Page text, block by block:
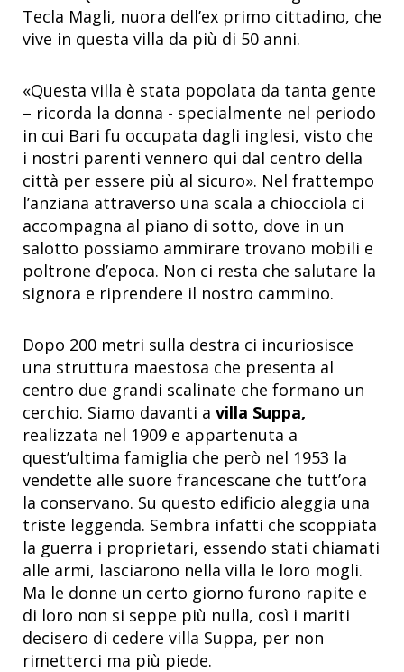
Tecla Magli, nuora dell’ex primo cittadino, che
vive in questa villa da più di 50 anni.
«Questa villa è stata popolata da tanta gente
– ricorda la donna - specialmente nel periodo
in cui Bari fu occupata dagli inglesi, visto che
i nostri parenti vennero qui dal centro della
città per essere più al sicuro». Nel frattempo
l’anziana attraverso una scala a chiocciola ci
accompagna al piano di sotto, dove in un
salotto possiamo ammirare trovano mobili e
poltrone d’epoca. Non ci resta che salutare la
signora e riprendere il nostro cammino.
Dopo 200 metri sulla destra ci incuriosisce
una struttura maestosa che presenta al
centro due grandi scalinate che formano un
cerchio. Siamo davanti a villa Suppa,
realizzata nel 1909 e appartenuta a
quest’ultima famiglia che però nel 1953 la
vendette alle suore francescane che tutt’ora
la conservano. Su questo edificio aleggia una
triste leggenda. Sembra infatti che scoppiata
la guerra i proprietari, essendo stati chiamati
alle armi, lasciarono nella villa le loro mogli.
Ma le donne un certo giorno furono rapite e
di loro non si seppe più nulla, così i mariti
decisero di cedere villa Suppa, per non
rimetterci ma più piede.